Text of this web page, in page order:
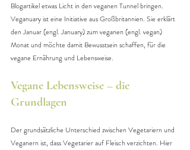
Blogartikel etwas Licht in den veganen Tunnel bringen.
Veganuary ist eine Initiative aus Großbritannien. Sie erklärt
den Januar (engl. January) zum veganen (engl. vegan)
Monat und möchte damit Bewusstsein schaffen, für die
vegane Ernährung und Lebensweise.
Vegane Lebensweise – die
Grundlagen
Der grundsätzliche Unterschied zwischen Vegetariern und
Veganern ist, dass Vegetarier auf Fleisch verzichten. Hier